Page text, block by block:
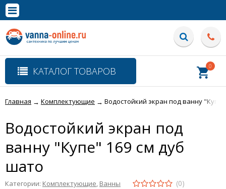
Полная версия сайта
КАТАЛОГ ТОВАРОВ 0
Главная → Комплектующие → Водостойкий экран под ванну
Водостойкий экран под
ванну "Купе" 169 см дуб
шато
Категории: Комплектующие, Ванны (0)